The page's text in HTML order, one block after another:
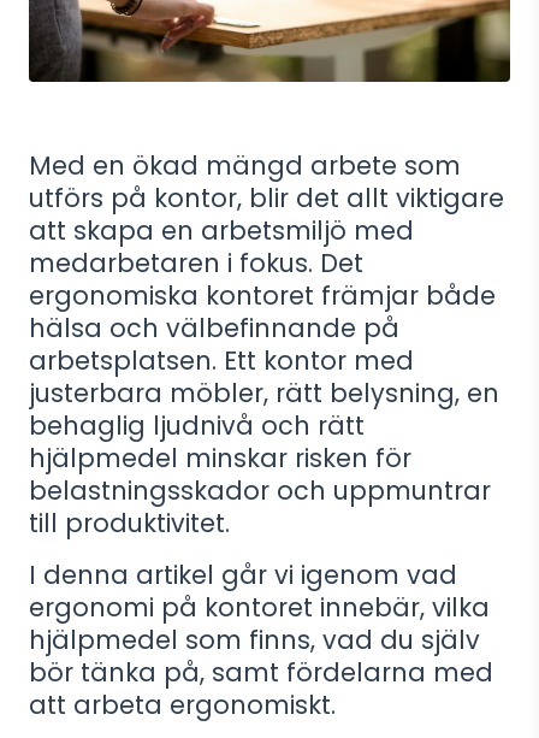
Med en ökad mängd arbete som
utförs på kontor, blir det allt viktigare
att skapa en arbetsmiljö med
medarbetaren i fokus. Det
ergonomiska kontoret främjar både
hälsa och välbefinnande på
arbetsplatsen. Ett kontor med
justerbara möbler, rätt belysning, en
behaglig ljudnivå och rätt
hjälpmedel minskar risken för
belastningsskador och uppmuntrar
till produktivitet.
I denna artikel går vi igenom vad
ergonomi på kontoret innebär, vilka
hjälpmedel som finns, vad du själv
bör tänka på, samt fördelarna med
att arbeta ergonomiskt.